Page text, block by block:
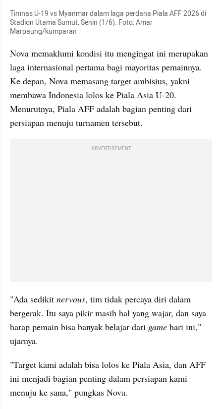
Timnas U-19 vs Myanmar dalam laga perdana Piala AFF 2026 di
Stadion Utama Sumut, Senin (1/6). Foto: Amar
Marpaung/kumparan
Nova memaklumi kondisi itu mengingat ini merupakan
laga internasional pertama bagi mayoritas pemainnya.
Ke depan, Nova memasang target ambisius, yakni
membawa Indonesia lolos ke Piala Asia U-20.
Menurutnya, Piala AFF adalah bagian penting dari
persiapan menuju turnamen tersebut.
ADVERTISEMENT
"Ada sedikit nervous, tim tidak percaya diri dalam
bergerak. Itu saya pikir masih hal yang wajar, dan saya
harap pemain bisa banyak belajar dari game hari ini,"
ujarnya.
"Target kami adalah bisa lolos ke Piala Asia, dan AFF
ini menjadi bagian penting dalam persiapan kami
menuju ke sana," pungkas Nova.